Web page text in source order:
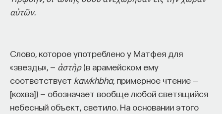
αὐτῶν.
Слово, которое употреблено у Матфея для
«звезды», — ἀστὴρ(в арамейском ему
соответствует kawkhbha, примерное чтение —
[кохва]) — обозначает вообще любой светящийся
небесный объект, светило. На основании этого
«Есть представление о том, что университеты
Но здесь возникает и другой, гораздо более
трудный вопрос: кто вообще формирует
целеполагание университета и кто задает тот
смысл, на который он работает? Мне кажется,
университет способен быть субъектом —